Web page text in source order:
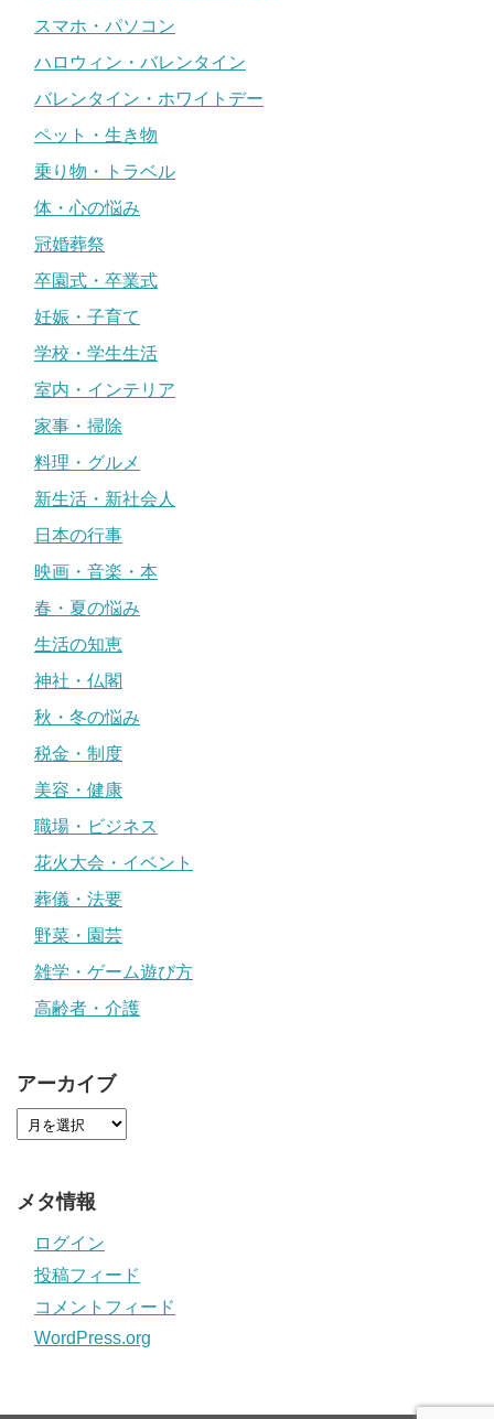
スマホ・パソコン
ハロウィン・バレンタイン
バレンタイン・ホワイトデー
ペット・生き物
乗り物・トラベル
体・心の悩み
冠婚葬祭
卒園式・卒業式
妊娠・子育て
学校・学生生活
室内・インテリア
家事・掃除
料理・グルメ
新生活・新社会人
日本の行事
映画・音楽・本
春・夏の悩み
生活の知恵
神社・仏閣
秋・冬の悩み
税金・制度
美容・健康
職場・ビジネス
花火大会・イベント
葬儀・法要
野菜・園芸
雑学・ゲーム遊び方
高齢者・介護
アーカイブ
メタ情報
ログイン
投稿フィード
コメントフィード
WordPress.org